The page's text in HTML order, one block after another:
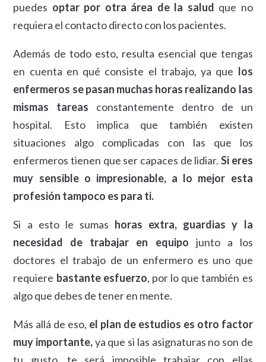
puedes optar por otra área de la salud que no
requiera el contacto directo con los pacientes.
Además de todo esto, resulta esencial que tengas
en cuenta en qué consiste el trabajo, ya que los
enfermeros se pasan muchas horas realizando las
mismas tareas constantemente dentro de un
hospital. Esto implica que también existen
situaciones algo complicadas con las que los
enfermeros tienen que ser capaces de lidiar. Si eres
muy sensible o impresionable, a lo mejor esta
profesión tampoco es para ti.
Si a esto le sumas horas extra, guardias y la
necesidad de trabajar en equipo junto a los
doctores el trabajo de un enfermero es uno que
requiere bastante esfuerzo, por lo que también es
algo que debes de tener en mente.
Más allá de eso, el plan de estudios es otro factor
muy importante,ya que si las asignaturas no son de